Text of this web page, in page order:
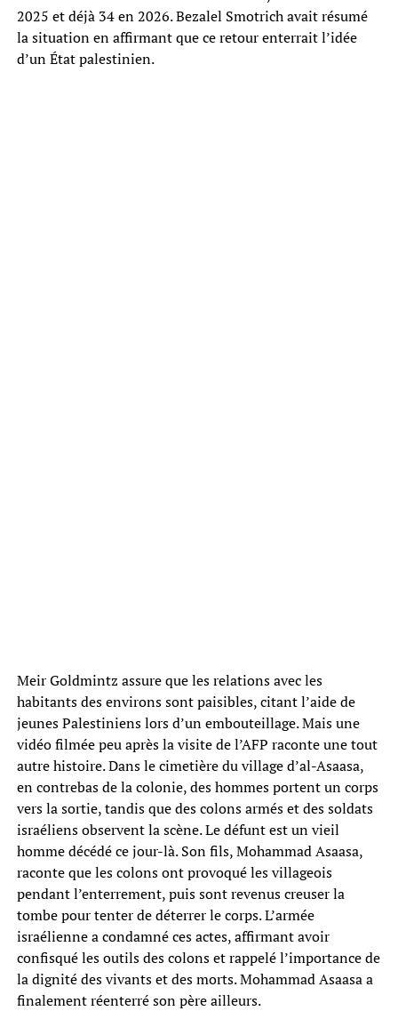
2025 et déjà 34 en 2026. Bezalel Smotrich avait résumé
la situation en affirmant que ce retour enterrait l’idée
d’un État palestinien.
Meir Goldmintz assure que les relations avec les
habitants des environs sont paisibles, citant l’aide de
jeunes Palestiniens lors d’un embouteillage. Mais une
vidéo filmée peu après la visite de l’AFP raconte une tout
autre histoire. Dans le cimetière du village d’al-Asaasa,
en contrebas de la colonie, des hommes portent un corps
vers la sortie, tandis que des colons armés et des soldats
israéliens observent la scène. Le défunt est un vieil
homme décédé ce jour-là. Son fils, Mohammad Asaasa,
raconte que les colons ont provoqué les villageois
pendant l’enterrement, puis sont revenus creuser la
tombe pour tenter de déterrer le corps. L’armée
israélienne a condamné ces actes, affirmant avoir
confisqué les outils des colons et rappelé l’importance de
la dignité des vivants et des morts. Mohammad Asaasa a
finalement réenterré son père ailleurs.